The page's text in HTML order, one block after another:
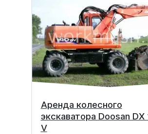
Аренда колесного
экскаватора Doosan
V